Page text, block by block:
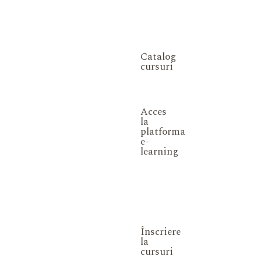
Catalog
cursuri
Acces
la
platforma
e-
learning
Înscriere
la
cursuri